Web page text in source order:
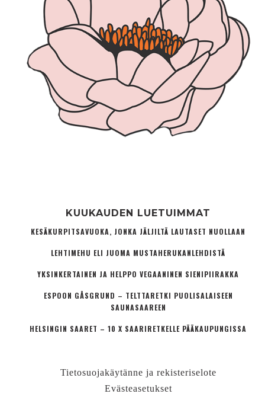
KUUKAUDEN LUETUIMMAT
KESÄKURPITSAVUOKA, JONKA JÄLJILTÄ LAUTASET NUOLLAAN
LEHTIMEHU ELI JUOMA MUSTAHERUKANLEHDISTÄ
YKSINKERTAINEN JA HELPPO VEGAANINEN SIENIPIIRAKKA
ESPOON GÅSGRUND – TELTTARETKI PUOLISALAISEEN
SAUNASAAREEN
HELSINGIN SAARET – 10 X SAARIRETKELLE PÄÄKAUPUNGISSA
Tietosuojakäytänne ja rekisteriselote
Evästeasetukset